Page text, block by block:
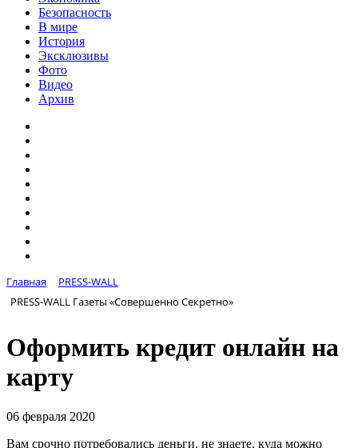
Безопасность
В мире
История
Эксклюзивы
Фото
Видео
Архив
Главная
PRESS-WALL
PRESS-WALL Газеты «Совершенно Секретно»
Оформить кредит онлайн на
карту
06 февраля 2020
Вам срочно потребовались деньги, не знаете, куда можно